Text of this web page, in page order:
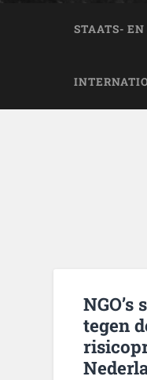
STAATS- EN
tegen